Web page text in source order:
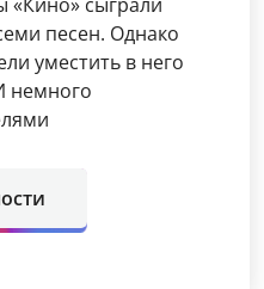
песен. Однако
уместить в него
немного